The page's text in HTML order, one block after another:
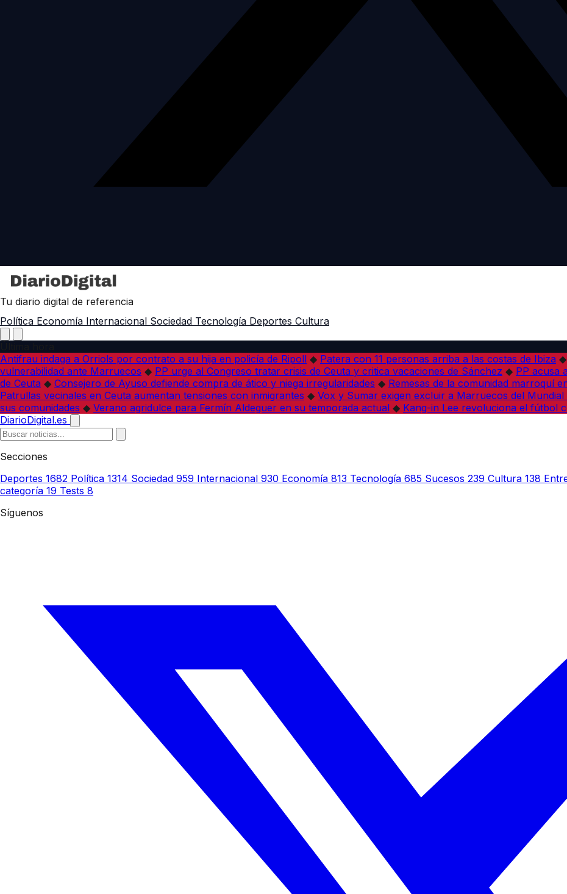
Tu diario digital de referencia
Política Economía Internacional Sociedad Tecnología Deportes Cultura
Antifrau indaga a Orriols por contrato a su hija en policía de Ripoll ◆ Patera con 11 personas arriba a las costas de Ibiza ◆
vulnerabilidad ante Marruecos ◆ PP urge al Congreso tratar crisis de Ceuta y critica vacaciones de Sánchez ◆ PP acusa
de Ceuta ◆ Consejero de Ayuso defiende compra de ático y niega irregularidades ◆ Remesas de la comunidad marroquí
Patrullas vecinales en Ceuta aumentan tensiones con inmigrantes ◆ Vox y Sumar exigen excluir a Marruecos del Mundial
sus comunidades ◆ Verano agridulce para Fermín Aldeguer en su temporada actual ◆ Kang-in Lee revoluciona el fútbol
DiarioDigital.es
Secciones
Deportes 1682 Política 1314 Sociedad 959 Internacional 930 Economía 813 Tecnología 685 Sucesos 239 Cultura 138
categoría 19 Tests 8
Síguenos